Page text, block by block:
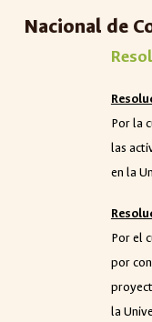
Nacional de
Por la
las
en la
Por el
por
la